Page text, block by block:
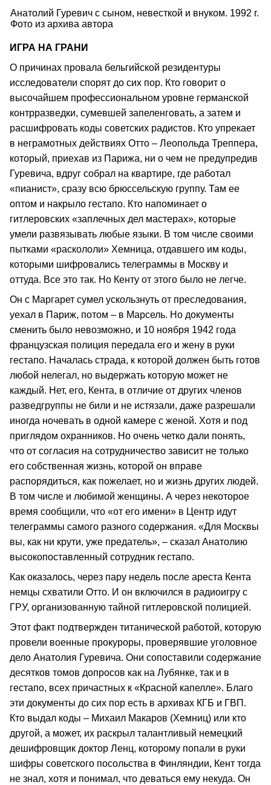
Анатолий Гуревич с сыном, невесткой и внуком. 1992 г.
Фото из архива автора
ИГРА НА ГРАНИ
О причинах провала бельгийской резидентуры
исследователи спорят до сих пор. Кто говорит о
высочайшем профессиональном уровне германской
контрразведки, сумевшей запеленговать, а затем и
расшифровать коды советских радистов. Кто упрекает
в неграмотных действиях Отто – Леопольда Треппера,
который, приехав из Парижа, ни о чем не предупредив
Гуревича, вдруг собрал на квартире, где работал
«пианист», сразу всю брюссельскую группу. Там ее
оптом и накрыло гестапо. Кто напоминает о
гитлеровских «заплечных дел мастерах», которые
умели развязывать любые языки. В том числе своими
пытками «раскололи» Хемница, отдавшего им коды,
которыми шифровались телеграммы в Москву и
оттуда. Все это так. Но Кенту от этого было не легче.
Он с Маргарет сумел ускользнуть от преследования,
уехал в Париж, потом – в Марсель. Но документы
сменить было невозможно, и 10 ноября 1942 года
французская полиция передала его и жену в руки
гестапо. Началась страда, к которой должен быть готов
любой нелегал, но выдержать которую может не
каждый. Нет, его, Кента, в отличие от других членов
разведгруппы не били и не истязали, даже разрешали
иногда ночевать в одной камере с женой. Хотя и под
приглядом охранников. Но очень четко дали понять,
что от согласия на сотрудничество зависит не только
его собственная жизнь, которой он вправе
распорядиться, как пожелает, но и жизнь других людей.
В том числе и любимой женщины. А через некоторое
время сообщили, что «от его имени» в Центр идут
телеграммы самого разного содержания. «Для Москвы
вы, как ни крути, уже предатель», – сказал Анатолию
высокопоставленный сотрудник гестапо.
Как оказалось, через пару недель после ареста Кента
немцы схватили Отто. И он включился в радиоигру с
ГРУ, организованную тайной гитлеровской полицией.
Этот факт подтвержден титанической работой, которую
провели военные прокуроры, проверявшие уголовное
дело Анатолия Гуревича. Они сопоставили содержание
десятков томов допросов как на Лубянке, так и в
гестапо, всех причастных к «Красной капелле». Благо
эти документы до сих пор есть в архивах КГБ и ГВП.
Кто выдал коды – Михаил Макаров (Хемниц) или кто
другой, а может, их раскрыл талантливый немецкий
дешифровщик доктор Ленц, которому попали в руки
шифры советского посольства в Финляндии, Кент тогда
не знал, хотя и понимал, что деваться ему некуда. Он